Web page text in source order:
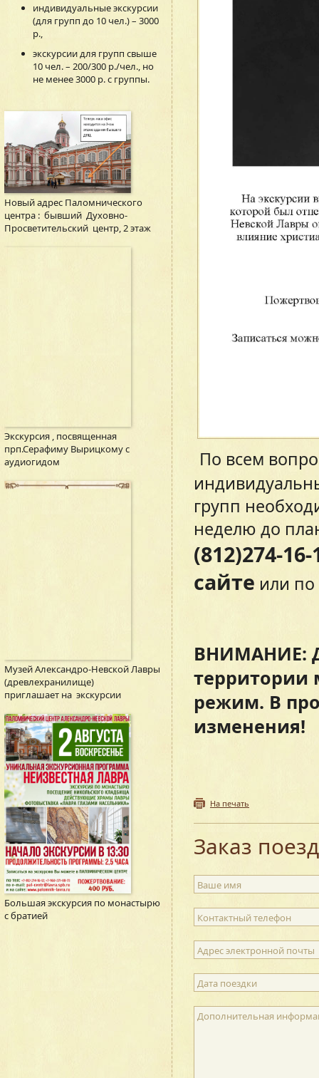
индивидуальные экскурсии
(для групп до 10 чел.) – 3000
р.,
экскурсии для групп свыше
10 чел. – 200/300 р./чел., но
не менее 3000 р. с группы.
Новый адрес Паломнического
центра : бывший Духовно-
Просветительский центр, 2 этаж
Экскурсия , посвященная
прп.Серафиму Вырицкому с
аудиогидом
Музей Александро-Невской Лавры
(древлехранилище)
приглашает на экскурсии
Большая экскурсия по монастырю
с братией
По всем
групп
неделю до
(812)274-16-
сайте или
ВНИМАНИЕ:
территории
режим. В
изменения!
На печать
Заказ
Ваше имя
Контактный телефон
Адрес электронной почты
Дата поездки
Дополнительная